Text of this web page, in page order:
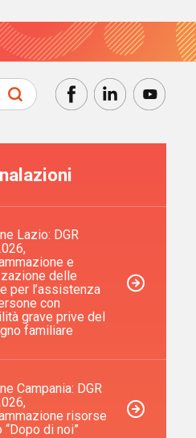
Lazio: DGR
e
delle
per l’assistenza
con
grave prive del
familiare
Campania: DGR
risorse
“Dopo di noi”